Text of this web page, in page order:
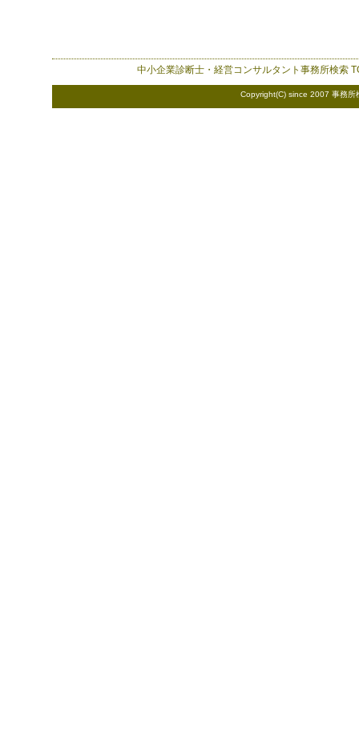
中小企業診断士・経営コンサルタント事務所検索
Copyright(C) since 2007 事務所